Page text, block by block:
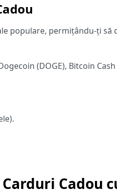
populare, permițându-ți
(DOGE), Bitcoin Cash
Cadou